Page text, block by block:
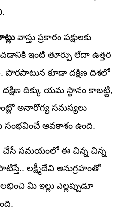
వాస్తు ప్రకారం పక్షులకు
ఇంటి తూర్పు లేదా ఉత్తర
పొరపాటున కూడా దక్షిణ దిశలో
దక్షిణ దిక్కు యమ స్థానం కాబట్టి,
అనారోగ్య సమస్యలు
సంభవించే అవకాశం ఉంది.
చేసే సమయంలో ఈ చిన్న చిన్న
లక్ష్మీదేవి అనుగ్రహంతో
మీ ఇల్లు ఎల్లప్పుడూ